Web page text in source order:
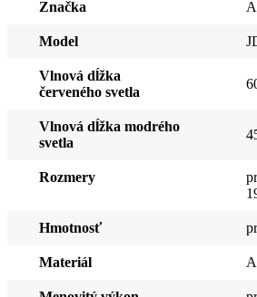
Značka
Model
Vlnová dĺžka
červeného svetla
Vlnová dĺžka modrého
svetla
Rozmery
Hmotnosť
Materiál